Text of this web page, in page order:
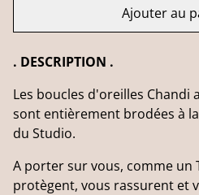
Ajouter au
. DESCRIPTION .
Les boucles d'oreilles
sont entièrement brodées à
du Studio.
A porter sur vous, comme un
protègent, vous rassurent et